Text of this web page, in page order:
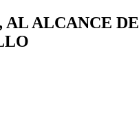
AL ALCANCE DE